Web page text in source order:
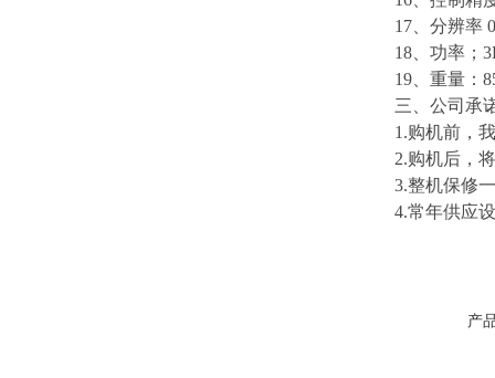
17、分辨率
18、功率；
19、重量：
三、公司承
1.购机前，我
2.购机后，将
3.整机保修一
4.常年供应设
产